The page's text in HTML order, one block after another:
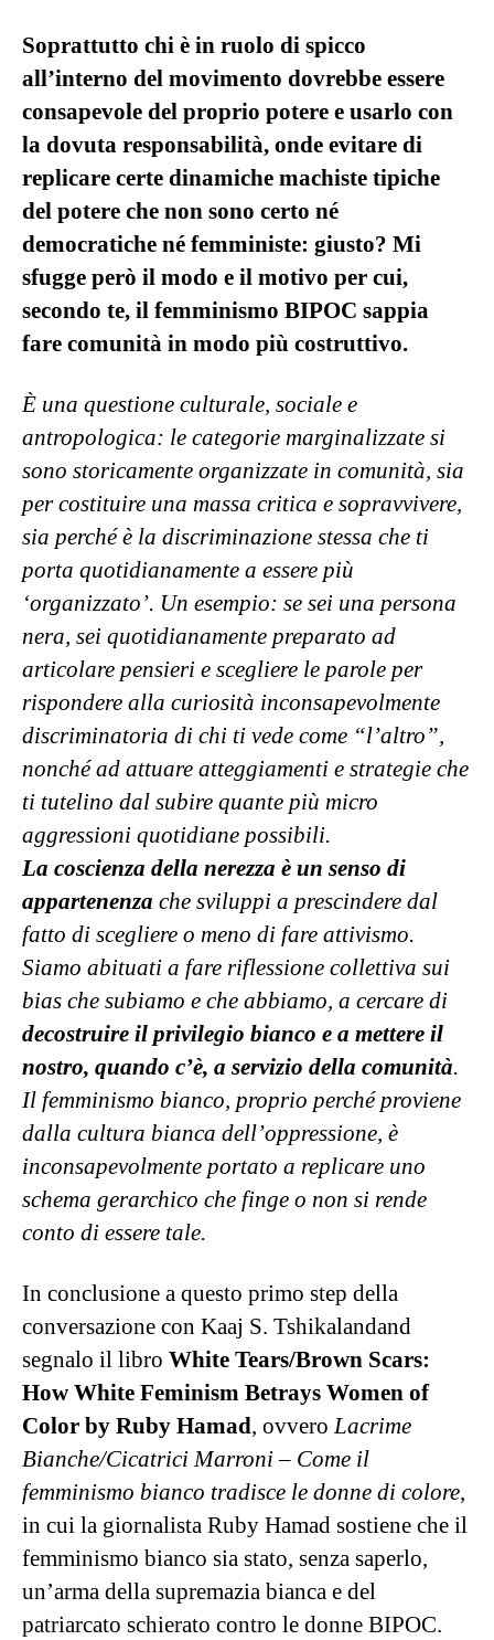
Soprattutto chi è in ruolo di spicco
all’interno del movimento dovrebbe essere
consapevole del proprio potere e usarlo con
la dovuta responsabilità, onde evitare di
replicare certe dinamiche machiste tipiche
del potere che non sono certo né
democratiche né femministe: giusto? Mi
sfugge però il modo e il motivo per cui,
secondo te, il femminismo BIPOC sappia
fare comunità in modo più costruttivo.
È una questione culturale, sociale e
antropologica: le categorie marginalizzate si
sono storicamente organizzate in comunità, sia
per costituire una massa critica e sopravvivere,
sia perché è la discriminazione stessa che ti
porta quotidianamente a essere più
‘organizzato’. Un esempio: se sei una persona
nera, sei quotidianamente preparato ad
articolare pensieri e scegliere le parole per
rispondere alla curiosità inconsapevolmente
discriminatoria di chi ti vede come “l’altro”,
nonché ad attuare atteggiamenti e strategie che
ti tutelino dal subire quante più micro
aggressioni quotidiane possibili.
La coscienza della nerezza è un senso di
appartenenza che sviluppi a prescindere dal
fatto di scegliere o meno di fare attivismo.
Siamo abituati a fare riflessione collettiva sui
bias che subiamo e che abbiamo, a cercare di
decostruire il privilegio bianco e a mettere il
nostro, quando c’è, a servizio della comunità.
Il femminismo bianco, proprio perché proviene
dalla cultura bianca dell’oppressione, è
inconsapevolmente portato a replicare uno
schema gerarchico che finge o non si rende
conto di essere tale.
In conclusione a questo primo step della
conversazione con Kaaj S. Tshikalandand
segnalo il libro White Tears/Brown Scars:
How White Feminism Betrays Women of
Color by Ruby Hamad, ovveroLacrime
Bianche/Cicatrici Marroni – Come il
femminismo bianco tradisce le donne di colore,
in cui la giornalista Ruby Hamad sostiene che il
femminismo bianco sia stato, senza saperlo,
un’arma della supremazia bianca e del
patriarcato schierato contro le donne BIPOC.